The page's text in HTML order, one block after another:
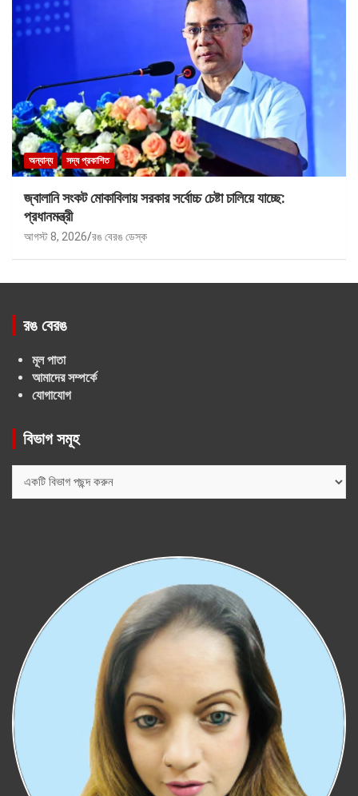
অন্যান্য সদ্য প্রকাশিত
জ্বালানি সংকট মোকাবিলায় সরকার সর্বোচ্চ চেষ্টা চালিয়ে যাচ্ছে:
প্রধানমন্ত্রী
আগস্ট 8, 2026 রঙ বেরঙ ডেস্ক
রঙ বেরঙ
মূল পাতা
আমাদের সম্পর্কে
যোগাযোগ
বিভাগ সমূহ